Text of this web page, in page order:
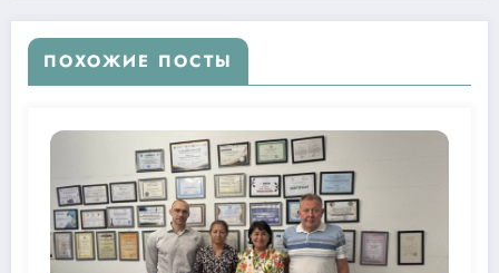
ПОХОЖИЕ ПОСТЫ